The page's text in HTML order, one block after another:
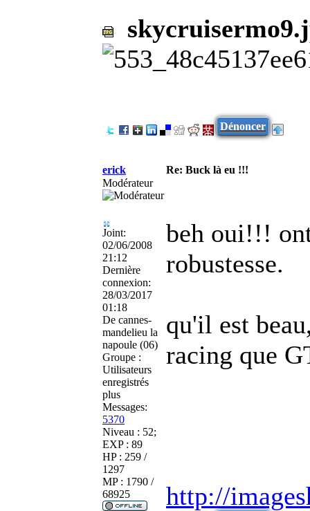
Dénoncer
erick
Re: Buck là eu !!!
Modérateur
Joint:
02/06/2008
21:12
Dernière
connexion:
28/03/2017
01:18
De cannes-
mandelieu la
napoule (06)
Groupe :
Utilisateurs
enregistrés
plus
Messages:
5370
Niveau : 52;
EXP : 89
HP : 259 /
1297
MP : 1790 /
68925
beh oui!!!
robustesse.
qu'il est
racing que
http://